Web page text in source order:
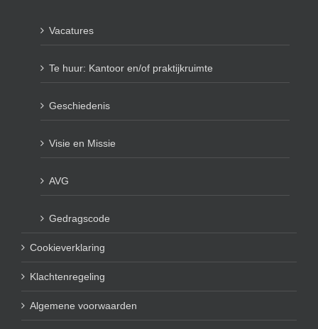
Vacatures
Te huur: Kantoor en/of praktijkruimte
Geschiedenis
Visie en Missie
AVG
Gedragscode
Cookieverklaring
Klachtenregeling
Algemene voorwaarden